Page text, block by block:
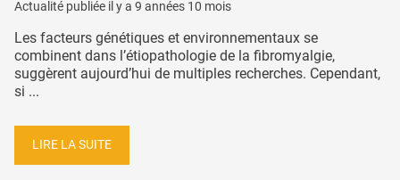
Actualité publiée il y a 9 années 10 mois
Les facteurs génétiques et environnementaux se
combinent dans l’étiopathologie de la fibromyalgie,
suggèrent aujourd’hui de multiples recherches. Cependant,
si ...
LIRE LA SUITE